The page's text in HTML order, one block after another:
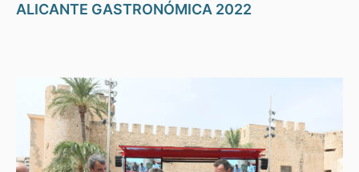
ALICANTE GASTRONÓMICA 2022